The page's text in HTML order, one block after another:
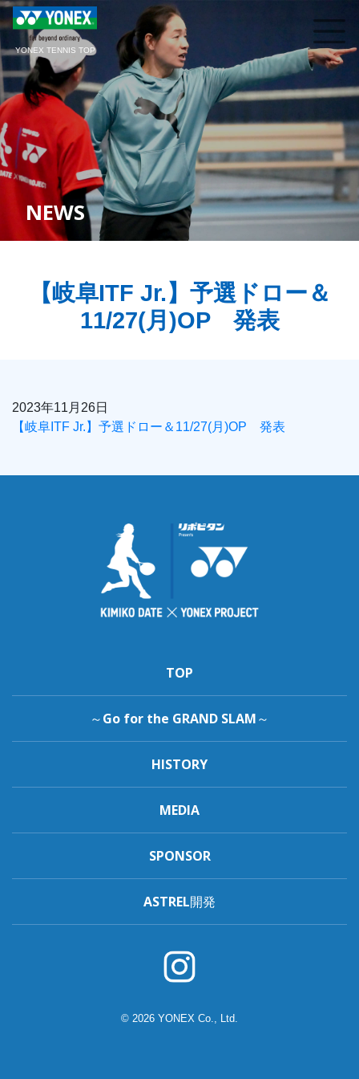
YONEX TENNIS TOP
NEWS
【岐阜ITF Jr.】予選ドロー＆
11/27(月)OP 発表
2023年11月26日
【岐阜ITF Jr.】予選ドロー＆11/27(月)OP 発表
TOP
～Go for the GRAND SLAM～
HISTORY
MEDIA
SPONSOR
ASTREL開発
© 2026 YONEX Co., Ltd.